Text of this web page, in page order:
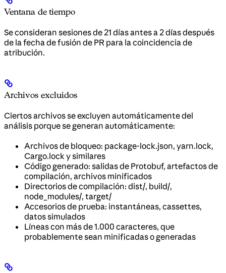
Ventana de tiempo
Se consideran sesiones de 21 días antes a 2 días después
de la fecha de fusión de PR para la coincidencia de
atribución.
Archivos excluidos
Ciertos archivos se excluyen automáticamente del
análisis porque se generan automáticamente:
Archivos de bloqueo: package-lock.json, yarn.lock,
Cargo.lock y similares
Código generado: salidas de Protobuf, artefactos de
compilación, archivos minificados
Directorios de compilación: dist/, build/,
node_modules/, target/
Accesorios de prueba: instantáneas, cassettes,
datos simulados
Líneas con más de 1.000 caracteres, que
probablemente sean minificadas o generadas